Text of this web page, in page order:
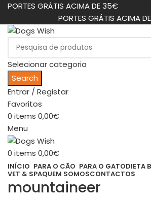
PORTES GRÁTIS ACIMA DE 35€
PORTES GRÁTIS ACIMA
Selecionar categoria
Search
Entrar / Registar
Favoritos
0 items 0,00€
Menu
0 items 0,00€
INÍCIO PARA O CÃO PARA O GATODIETA
VET & SPAQUEM SOMOSCONTACTOS
mountaineer